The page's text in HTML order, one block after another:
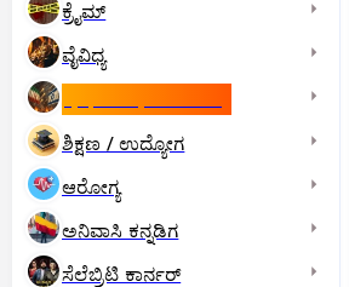
ಕ್ರೈಮ್
ವೈವಿಧ್ಯ
ಶಿಕ್ಷಣ / ಉದ್ಯೋಗ
ಆರೋಗ್ಯ
ಅನಿವಾಸಿ ಕನ್ನಡಿಗ
ಸೆಲೆಬ್ರಿಟಿ ಕಾರ್ನರ್‌